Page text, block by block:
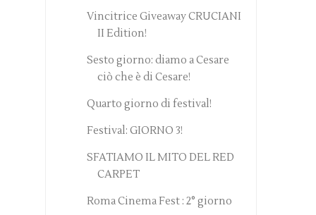
Vincitrice Giveaway CRUCIANI
II Edition!
Sesto giorno: diamo a Cesare
ciò che è di Cesare!
Quarto giorno di festival!
Festival: GIORNO 3!
SFATIAMO IL MITO DEL RED
CARPET
Roma Cinema Fest : 2° giorno